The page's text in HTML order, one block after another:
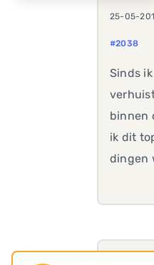
25-05-
#2038
Sinds
binnen
ik dit
dingen